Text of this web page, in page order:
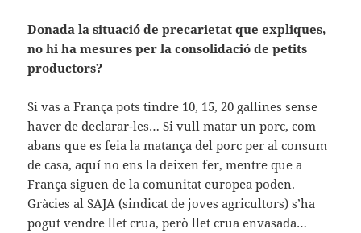
Donada la situació de precarietat que expliques,
no hi ha mesures per la consolidació de petits
productors?
Si vas a França pots tindre 10, 15, 20 gallines sense
haver de declarar-les… Si vull matar un porc, com
abans que es feia la matança del porc per al consum
de casa, aquí no ens la deixen fer, mentre que a
França siguen de la comunitat europea poden.
Gràcies al SAJA (sindicat de joves agricultors) s’ha
pogut vendre llet crua, però llet crua envasada…